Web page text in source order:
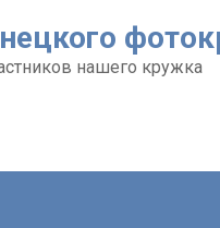
нашего кружка